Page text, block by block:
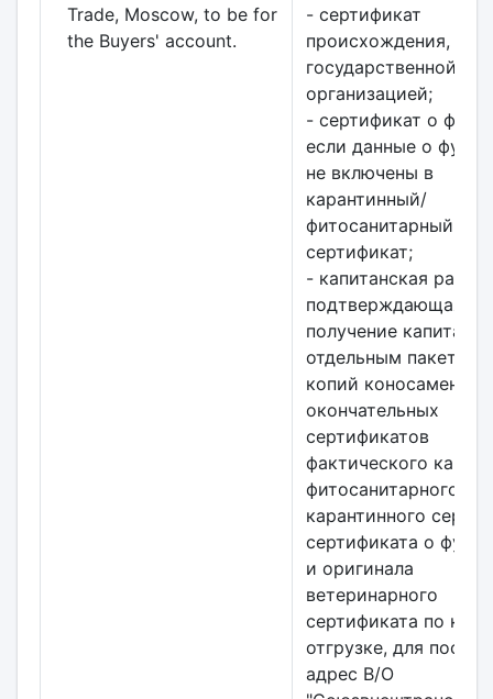
Trade, Moscow, to be for
the Buyers' account.
- сертификат
происхождения,
государственной
организацией;
- сертификат о
если данные о
не включены в
карантинный/
фитосанитарный
сертификат;
- капитанская
подтверждающая
получение
отдельным пакетом
копий коносамента,
окончательных
сертификатов
фактического
фитосанитарного/
карантинного
сертификата о
и оригинала
ветеринарного
сертификата по
отгрузке, для
адрес В/О